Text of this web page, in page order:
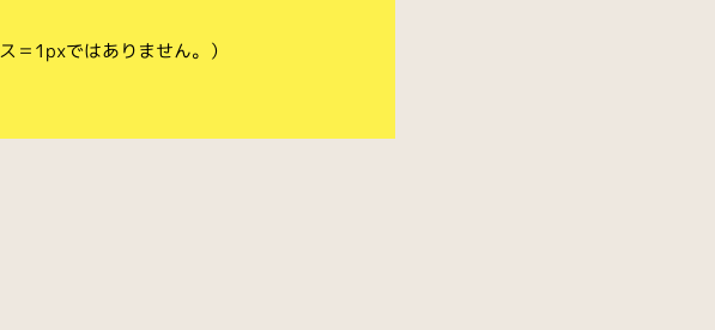
＝1pxではありません。）